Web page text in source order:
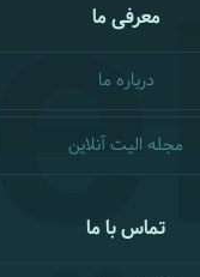
معرفی ما
درباره ما
مجله الیت آنلاین
تماس با ما